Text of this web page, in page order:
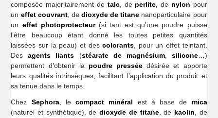
composée majoritairement de talc, de perlite, de nylon pour
un effet couvrant, dedioxyde de titane nanoparticulaire pour
un effet photoprotecteur(si tant est qu’une poudre puisse
l’être beaucoup étant donné les toutes petites quantités
laissées sur la peau) et descolorants, pour un effet teintant.
Desagents liants (stéarate de magnésium, silicone…)
permettent d’obtenir la poudre pressée désirée et apporte
leurs qualités intrinsèques, facilitant l’application du produit et
sa tenue dans le temps.
Chez Sephora, lecompact minéral est à base de mica
(naturel et synthétique), dedioxyde de titane, de kaolin , de